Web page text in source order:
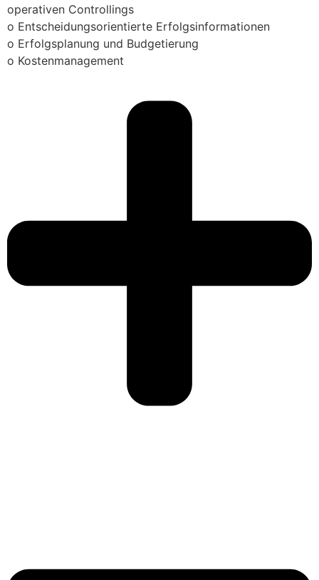
operativen Controllings
o Entscheidungsorientierte Erfolgsinformationen
o Erfolgsplanung und Budgetierung
o Kostenmanagement